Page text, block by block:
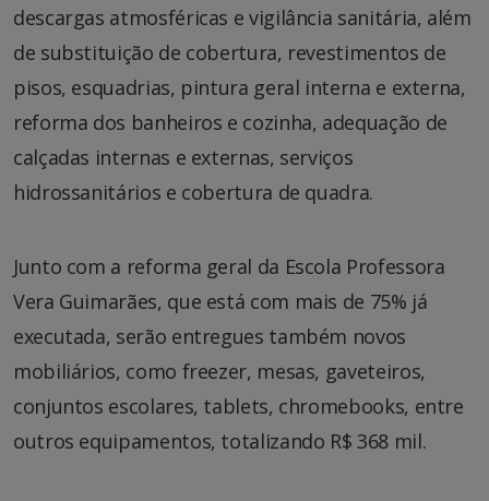
descargas atmosféricas e vigilância sanitária, além
de substituição de cobertura, revestimentos de
pisos, esquadrias, pintura geral interna e externa,
reforma dos banheiros e cozinha, adequação de
calçadas internas e externas, serviços
hidrossanitários e cobertura de quadra.
Junto com a reforma geral da Escola Professora
Vera Guimarães, que está com mais de 75% já
executada, serão entregues também novos
mobiliários, como freezer, mesas, gaveteiros,
conjuntos escolares, tablets, chromebooks, entre
outros equipamentos, totalizando R$ 368 mil.